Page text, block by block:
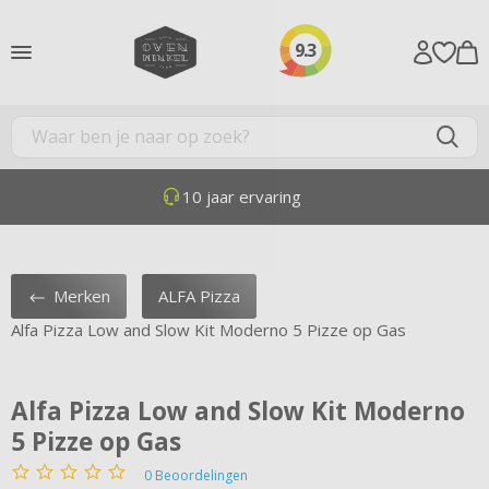
9.3
10 jaar ervaring
Merken
ALFA Pizza
Alfa Pizza Low and Slow Kit Moderno 5 Pizze op Gas
Alfa Pizza Low and Slow Kit Moderno
5 Pizze op Gas
0 Beoordelingen